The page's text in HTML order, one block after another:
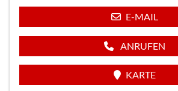
E-MAIL
ANRUFEN
KARTE